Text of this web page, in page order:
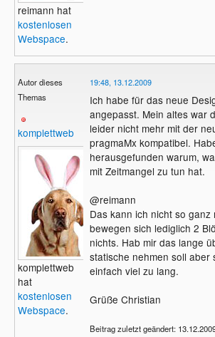
reimann hat
kostenlosen
Webspace.
Autor dieses
Themas
komplettweb
komplettweb
hat
kostenlosen
Webspace.
19:48, 13.12.2009
Ich habe für das neue
angepasst. Mein altes war
leider nicht mehr mit der
pragmaMx kompatibel.
herausgefunden warum,
mit Zeitmangel zu tun hat.
@reimann
Das kann ich nicht so ganz
bewegen sich lediglich 2
nichts. Hab mir das lange
statische nehmen soll aber
einfach viel zu lang.
Grüße Christian
Beitrag zuletzt geändert: